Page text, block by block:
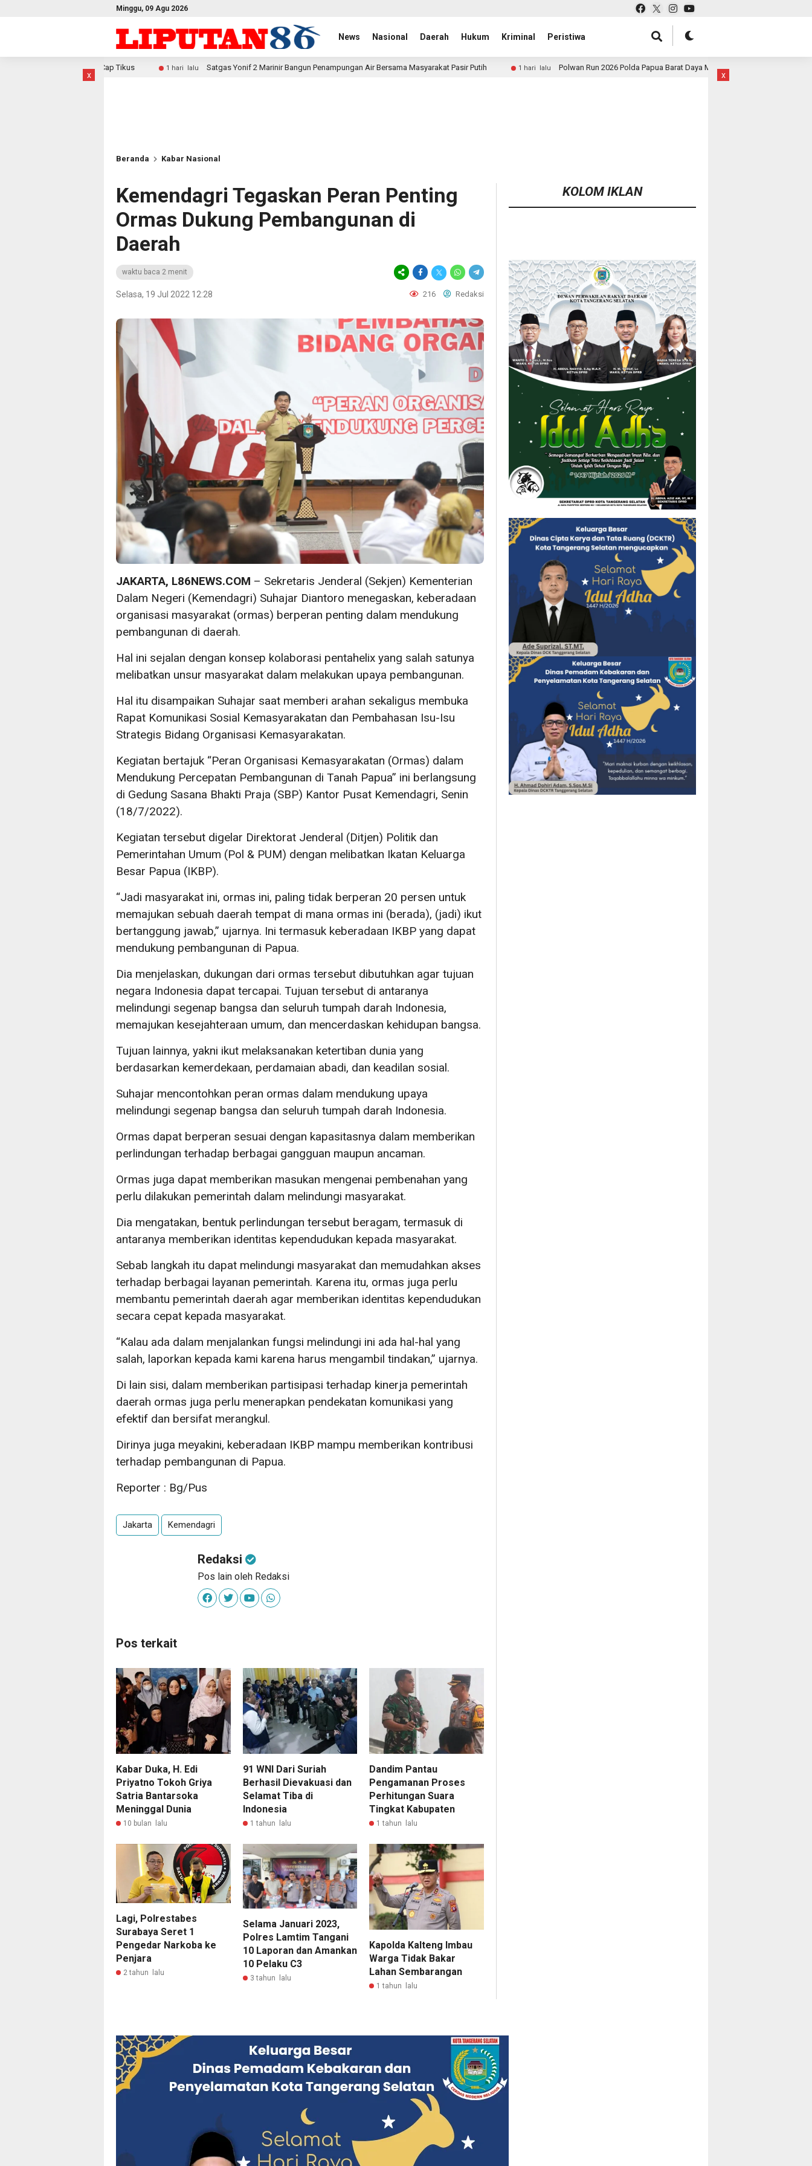
Minggu, 09 Agu 2026
News Nasional Daerah Hukum Kriminal Peristiwa
x
1 hari lalu Satgas Yonif 2 Marinir Bangun Penampungan Air Bersama Masyarakat Pasir Putih 1 hari lalu Polwan Run 2026 Polda Papua Barat Daya Meriah, Pererat Kebersamaan Polri dan Masyarakat
Beranda Kabar Nasional
Kemendagri Tegaskan Peran Penting
Ormas Dukung Pembangunan di
Daerah
waktu baca 2 menit
Selasa, 19 Jul 2022 12:28 216 Redaksi
JAKARTA, L86NEWS.COM – Sekretaris Jenderal (Sekjen) Kementerian
Dalam Negeri (Kemendagri) Suhajar Diantoro menegaskan, keberadaan
organisasi masyarakat (ormas) berperan penting dalam mendukung
pembangunan di daerah.
Hal ini sejalan dengan konsep kolaborasi pentahelix yang salah satunya
melibatkan unsur masyarakat dalam melakukan upaya pembangunan.
Hal itu disampaikan Suhajar saat memberi arahan sekaligus membuka
Rapat Komunikasi Sosial Kemasyarakatan dan Pembahasan Isu-Isu
Strategis Bidang Organisasi Kemasyarakatan.
Kegiatan bertajuk “Peran Organisasi Kemasyarakatan (Ormas) dalam
Mendukung Percepatan Pembangunan di Tanah Papua” ini berlangsung
di Gedung Sasana Bhakti Praja (SBP) Kantor Pusat Kemendagri, Senin
(18/7/2022).
Kegiatan tersebut digelar Direktorat Jenderal (Ditjen) Politik dan
Pemerintahan Umum (Pol & PUM) dengan melibatkan Ikatan Keluarga
Besar Papua (IKBP).
“Jadi masyarakat ini, ormas ini, paling tidak berperan 20 persen untuk
memajukan sebuah daerah tempat di mana ormas ini (berada), (jadi) ikut
bertanggung jawab,” ujarnya. Ini termasuk keberadaan IKBP yang dapat
mendukung pembangunan di Papua.
Dia menjelaskan, dukungan dari ormas tersebut dibutuhkan agar tujuan
negara Indonesia dapat tercapai. Tujuan tersebut di antaranya
melindungi segenap bangsa dan seluruh tumpah darah Indonesia,
memajukan kesejahteraan umum, dan mencerdaskan kehidupan bangsa.
Tujuan lainnya, yakni ikut melaksanakan ketertiban dunia yang
berdasarkan kemerdekaan, perdamaian abadi, dan keadilan sosial.
Suhajar mencontohkan peran ormas dalam mendukung upaya
melindungi segenap bangsa dan seluruh tumpah darah Indonesia.
Ormas dapat berperan sesuai dengan kapasitasnya dalam memberikan
perlindungan terhadap berbagai gangguan maupun ancaman.
Ormas juga dapat memberikan masukan mengenai pembenahan yang
perlu dilakukan pemerintah dalam melindungi masyarakat.
Dia mengatakan, bentuk perlindungan tersebut beragam, termasuk di
antaranya memberikan identitas kependudukan kepada masyarakat.
Sebab langkah itu dapat melindungi masyarakat dan memudahkan akses
terhadap berbagai layanan pemerintah. Karena itu, ormas juga perlu
membantu pemerintah daerah agar memberikan identitas kependudukan
secara cepat kepada masyarakat.
“Kalau ada dalam menjalankan fungsi melindungi ini ada hal-hal yang
salah, laporkan kepada kami karena harus mengambil tindakan,” ujarnya.
Di lain sisi, dalam memberikan partisipasi terhadap kinerja pemerintah
daerah ormas juga perlu menerapkan pendekatan komunikasi yang
efektif dan bersifat merangkul.
Dirinya juga meyakini, keberadaan IKBP mampu memberikan kontribusi
terhadap pembangunan di Papua.
Reporter : Bg/Pus
Jakarta Kemendagri
Redaksi
Pos lain oleh Redaksi
Pos terkait
Kabar Duka, H. Edi
Priyatno Tokoh Griya
Satria Bantarsoka
Meninggal Dunia
10 bulan lalu
91 WNI Dari Suriah
Berhasil Dievakuasi dan
Selamat Tiba di
Indonesia
1 tahun lalu
Dandim Pantau
Pengamanan Proses
Perhitungan Suara
Tingkat Kabupaten
1 tahun lalu
Lagi, Polrestabes
Surabaya Seret 1
Pengedar Narkoba ke
Penjara
2 tahun lalu
Selama Januari 2023,
Polres Lamtim Tangani
10 Laporan dan Amankan
10 Pelaku C3
3 tahun lalu
Kapolda Kalteng Imbau
Warga Tidak Bakar
Lahan Sembarangan
1 tahun lalu
KOLOM IKLAN
x